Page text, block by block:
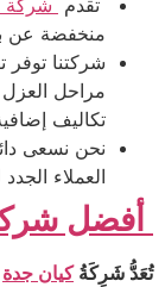
تقدم شركة
منخفضة عن
شركتنا توفر
مراحل
تكاليف
نحن نسعى
العملاء
أفضل
تُعَدُّ شَرِكَةُكيان جدة